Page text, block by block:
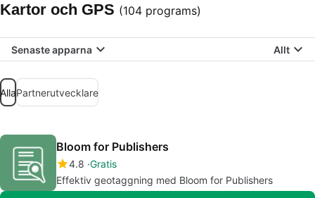
Kartor och GPS (104 programs)
Senaste apparna Allt
AllaPartnerutvecklare
Bloom for Publishers
4.8 Gratis
Effektiv geotaggning med Bloom for Publishers